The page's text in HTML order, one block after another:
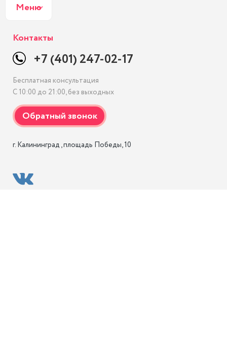
Меню
Контакты
+7 (401) 247-02-17
Бесплатная консультация
С 10:00 до 21:00, без выходных
г. Калининград , площадь Победы, 10